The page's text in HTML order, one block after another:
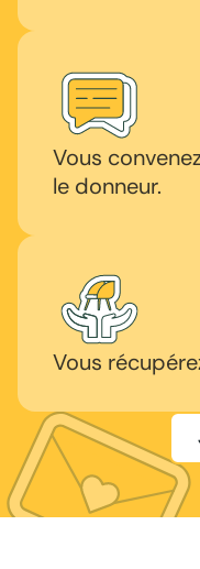
Vous
le donneur.
Vous